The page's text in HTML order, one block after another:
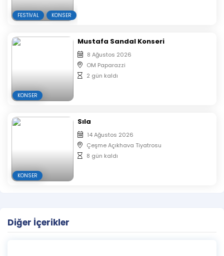
FESTIVAL KONSER
KONSER
Mustafa Sandal Konseri
8 Ağustos 2026
OM Paparazzi
2 gün kaldı
KONSER
Sıla
14 Ağustos 2026
Çeşme Açıkhava Tiyatrosu
8 gün kaldı
Diğer İçerikler